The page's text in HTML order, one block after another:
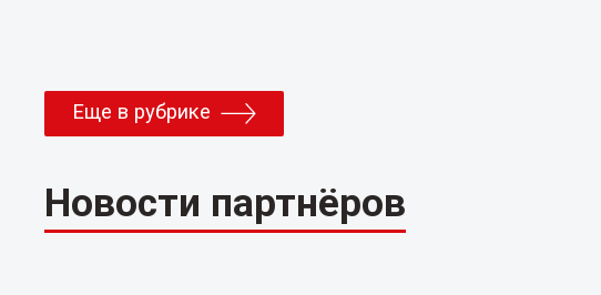
Еще в рубрике
Новости партнёров